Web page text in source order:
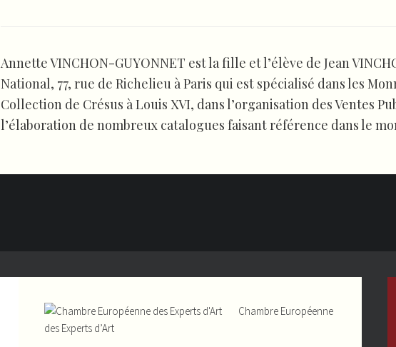
Annette VINCHON-GUYONNET est la fille et l’élève de Jean
National, 77, rue de Richelieu à Paris qui est spécialisé dans les
Collection de Crésus à Louis XVI, dans l’organisation des Ventes
l’élaboration de nombreux catalogues faisant référence dans le
Chambre Européenne
des Experts d’Art